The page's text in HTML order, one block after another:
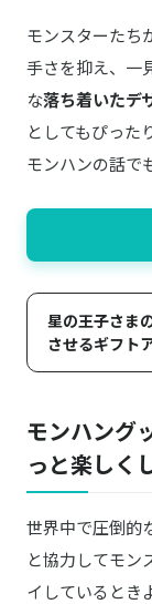
モンスターたち
手さを抑え、一
な落ち着いたデ
としてもぴった
モンハンの話で
星の王子さま
させるギフト
モンハング
っと楽しく
世界中で圧倒的
と協力してモン
イしているとき